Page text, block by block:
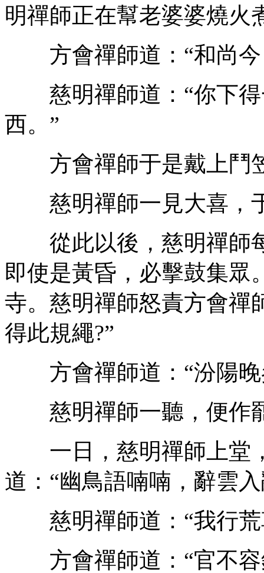
明禪師正在幫老婆婆燒火
方會禪師道：“和尚今
慈明禪師道：“你下得
西。”
方會禪師于是戴上鬥
慈明禪師一見大喜，
從此以後，慈明禪師
即使是黃昏，必擊鼓集眾
寺。慈明禪師怒責方會禪
得此規繩?”
方會禪師道：“汾陽晚
慈明禪師一聽，便作
一日，慈明禪師上堂
道：“幽鳥語喃喃，辭雲
慈明禪師道：“我行荒
方會禪師道：“官不容